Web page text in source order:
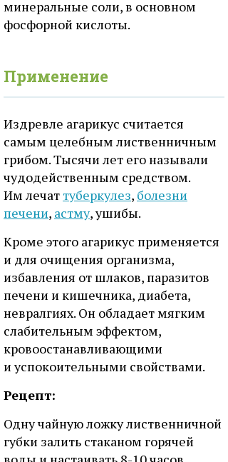
минеральные соли, в основном
фосфорной кислоты.
Применение
Издревле агарикус считается
самым целебным лиственничным
грибом. Тысячи лет его называли
чудодейственным средством.
Им лечаттуберкулез, болезни
печени, астму, ушибы.
Кроме этого агарикус применяется
и для очищения организма,
избавления от шлаков, паразитов
печени и кишечника, диабета,
невралгиях. Он обладает мягким
слабительным эффектом,
кровоостанавливающими
и успокоительными свойствами.
Рецепт:
Одну чайную ложку лиственничной
губки залить стаканом горячей